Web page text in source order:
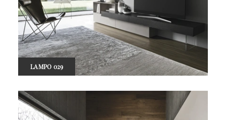
LAMPO 029